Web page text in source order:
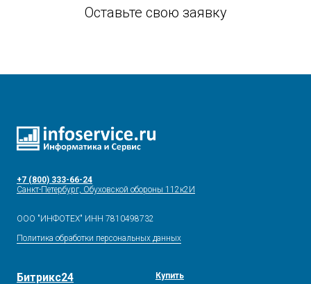
Оставьте свою заявку
+7 (800) 333-66-24
Санкт-Петербург, Обуховской обороны 112к2И
ООО "ИНФОТЕХ" ИНН 7810498732
Политика обработки персональных данных
Битрикс24 Купить